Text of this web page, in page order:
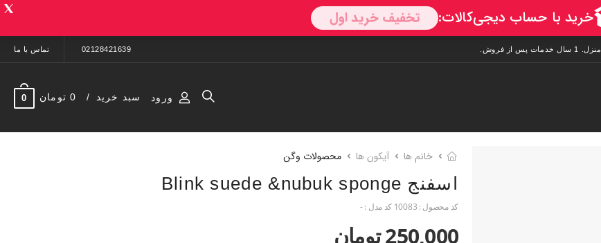
02128421639 تماس با ما
ورود سبد خرید 0 تومان 0
خانم ها آیکون ها محصولات وگن
اسفنج Blink suede &nubuk sponge
کد محصول : 10083 کد مدل :-
250,000 تومان